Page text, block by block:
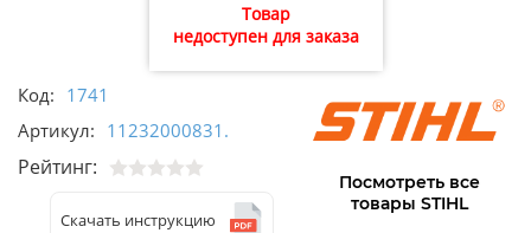
Товар
недоступен для заказа
Код: 1741
Артикул: 11232000831.
Рейтинг:
Скачать инструкцию
Посмотреть все
товары STIHL